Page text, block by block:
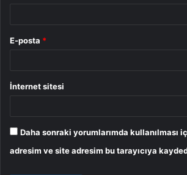
E-posta *
İnternet sitesi
Daha sonraki yorumlarımda kullanılması
adresim ve site adresim bu tarayıcıya